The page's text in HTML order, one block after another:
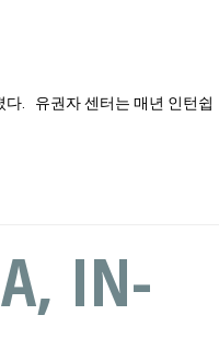
. 유권자 센터는 매년 인턴쉽
IN-